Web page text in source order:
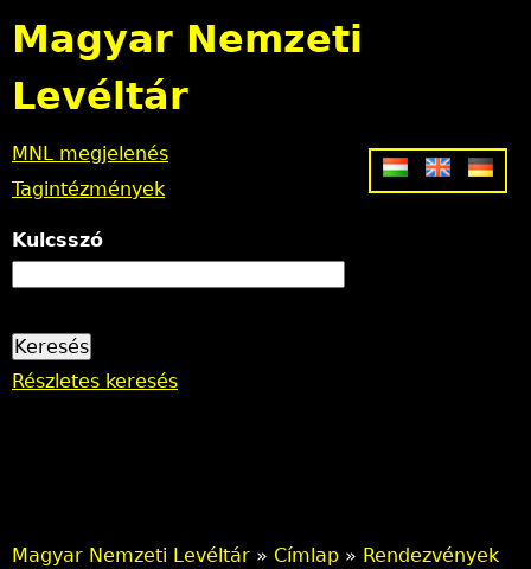
Jump to navigation
Magyar Nemzeti
Levéltár
Kulcsszó
Részletes keresés
MNL megjelenés
Tagintézmények
Magyar Nemzeti Levéltár » Címlap » Rendezvények